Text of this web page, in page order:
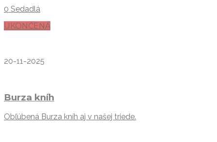
0 Sedadlá
UKONČENÁ
20-11-2025
Burza kníh
Obľúbená Burza kníh aj v našej triede.